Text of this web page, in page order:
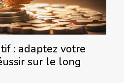
: adaptez votre
sur le long